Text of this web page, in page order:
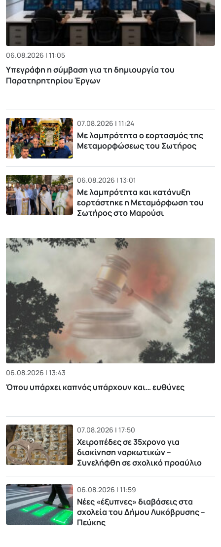
06.08.2026 | 11:05
Υπεγράφη η σύμβαση για τη δημιουργία του
Παρατηρητηρίου Έργων
07.08.2026 | 11:24
Με λαμπρότητα ο εορτασμός της
Μεταμορφώσεως του Σωτήρος
06.08.2026 | 13:01
Με λαμπρότητα και κατάνυξη
εορτάστηκε η Μεταμόρφωση του
Σωτήρος στο Μαρούσι
06.08.2026 | 13:43
Όπου υπάρχει καπνός υπάρχουν και… ευθύνες
07.08.2026 | 17:50
Χειροπέδες σε 35χρονο για
διακίνηση ναρκωτικών –
Συνελήφθη σε σχολικό προαύλιο
06.08.2026 | 11:59
Νέες «έξυπνες» διαβάσεις στα
σχολεία του Δήμου Λυκόβρυσης –
Πεύκης